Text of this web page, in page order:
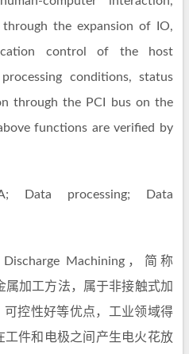
the expansion of IO,
control of the host
conditions, status
through the PCI bus on the
functions are verified by
Data processing; Data
Machining，简称
属加工方法，属于非接触式加
控性好等优点，工业领域得
件和电极之间产生电火花放